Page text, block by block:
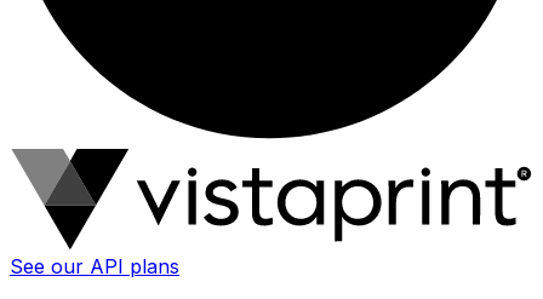
See our API plans